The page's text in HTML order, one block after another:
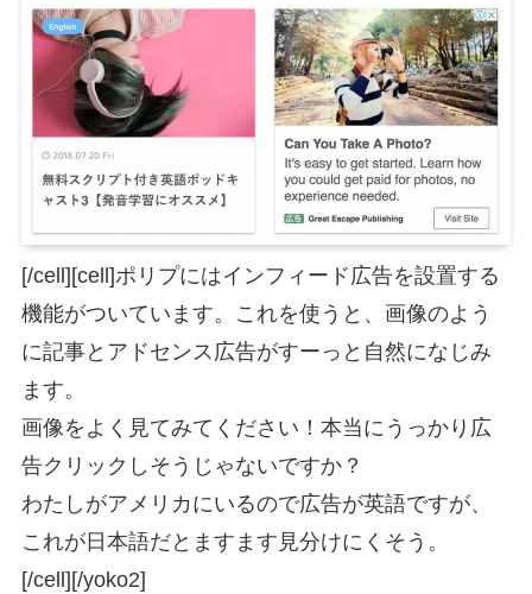
[/cell][cell]ポリプにはインフィード広告を設置する
機能がついています。これを使うと、画像のよう
に記事とアドセンス広告がすーっと自然になじみ
ます。
画像をよく見てみてください！本当にうっかり広
告クリックしそうじゃないですか？
わたしがアメリカにいるので広告が英語ですが、
これが日本語だとますます見分けにくそう。
[/cell][/yoko2]